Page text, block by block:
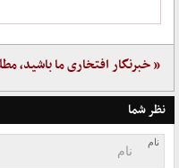
« خبرنگار افتخاری ما باشید،
نظر شما
نام